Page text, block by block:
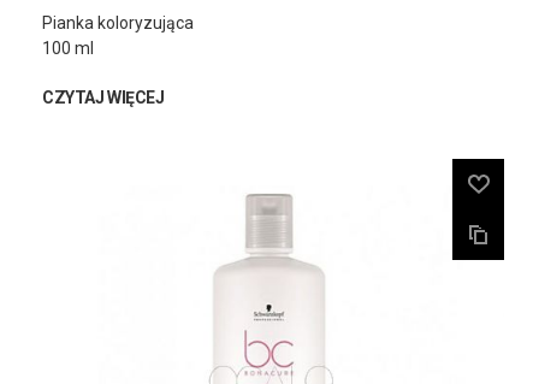
Pianka koloryzująca
100 ml
CZYTAJ WIĘCEJ